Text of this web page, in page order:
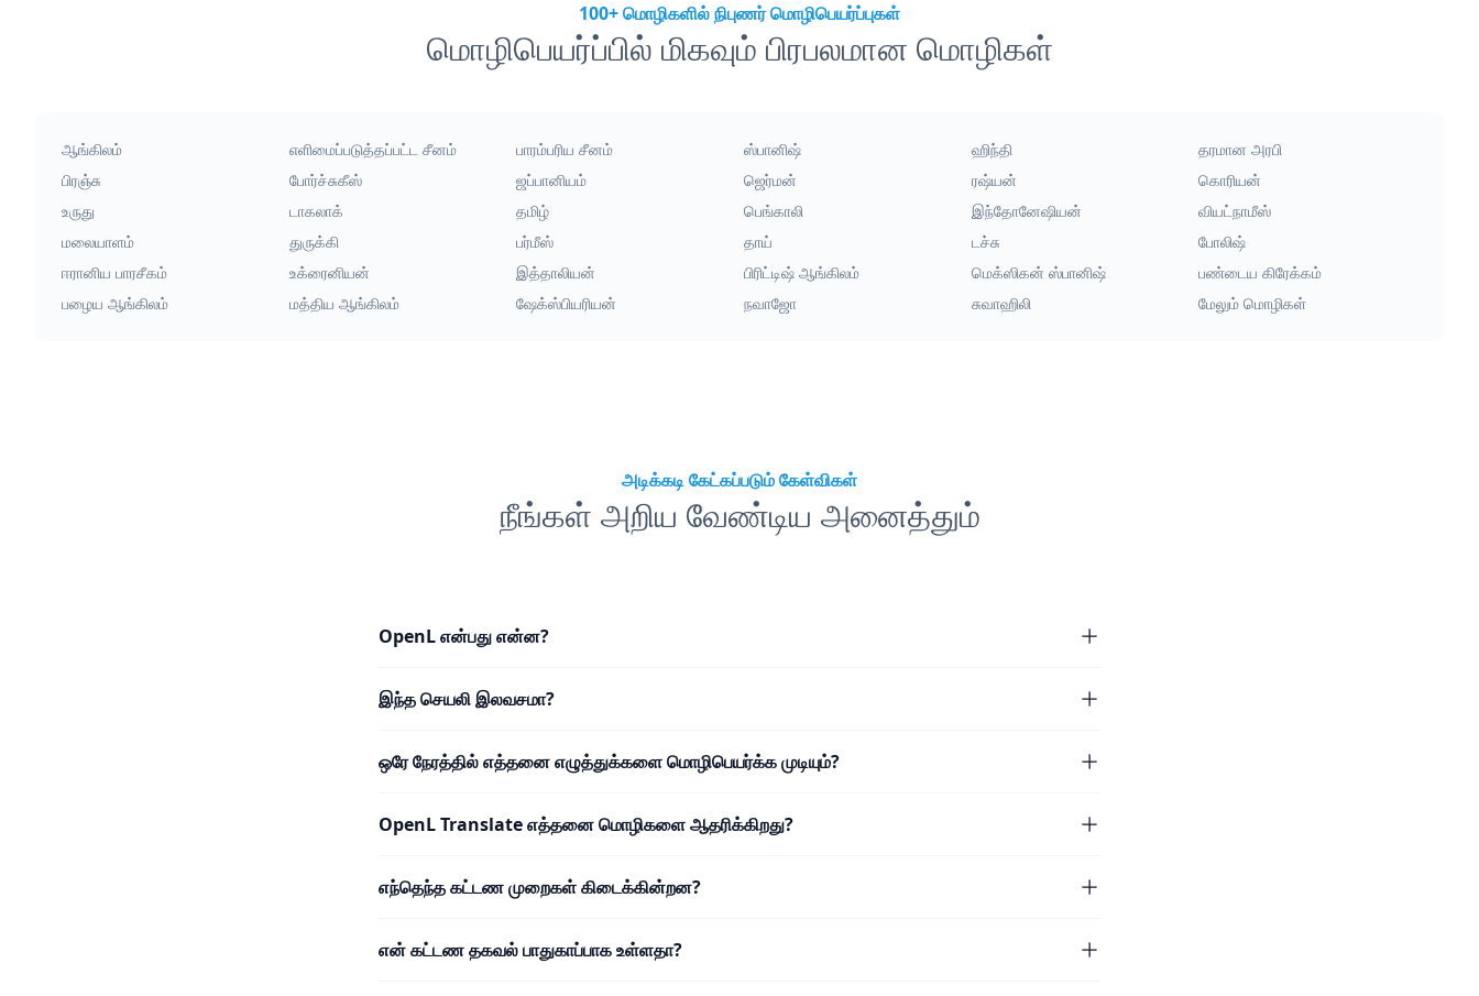
100+ மொழிகளில் நிபுணர் மொழிபெயர்ப்புகள்
மொழிபெயர்ப்பில் மிகவும் பிரபலமான மொழிகள்
ஆங்கிலம் எளிமைப்படுத்தப்பட்ட சீனம் பாரம்பரிய சீனம் ஸ்பானிஷ் ஹிந்தி
தரமான அரபி
பிரஞ்சு
போர்ச்சுகீஸ் ஜப்பானியம் ஜெர்மன் ரஷ்யன்
கொரியன்
உருது
டாகலாக் தமிழ் பெங்காலி இந்தோனேஷியன்
வியட்நாமீஸ்
மலையாளம்
துருக்கி பர்மீஸ் தாய் டச்சு
போலிஷ்
ஈரானிய பாரசீகம்
உக்ரைனியன் இத்தாலியன் பிரிட்டிஷ் ஆங்கிலம் மெக்ஸிகன் ஸ்பானிஷ்
பண்டைய கிரேக்கம்
பழைய ஆங்கிலம்
மத்திய ஆங்கிலம் ஷேக்ஸ்பியரியன் நவாஜோ சுவாஹிலி மேலும் மொழிகள்
அடிக்கடி கேட்கப்படும் கேள்விகள்
நீங்கள் அறிய வேண்டிய அனைத்தும்
OpenL என்பது என்ன?
இந்த செயலி இலவசமா?
ஒரே நேரத்தில் எத்தனை எழுத்துக்களை மொழிபெயர்க்க முடியும்?
OpenL Translate எத்தனை மொழிகளை ஆதரிக்கிறது?
எந்தெந்த கட்டண முறைகள் கிடைக்கின்றன?
என் கட்டண தகவல் பாதுகாப்பாக உள்ளதா?